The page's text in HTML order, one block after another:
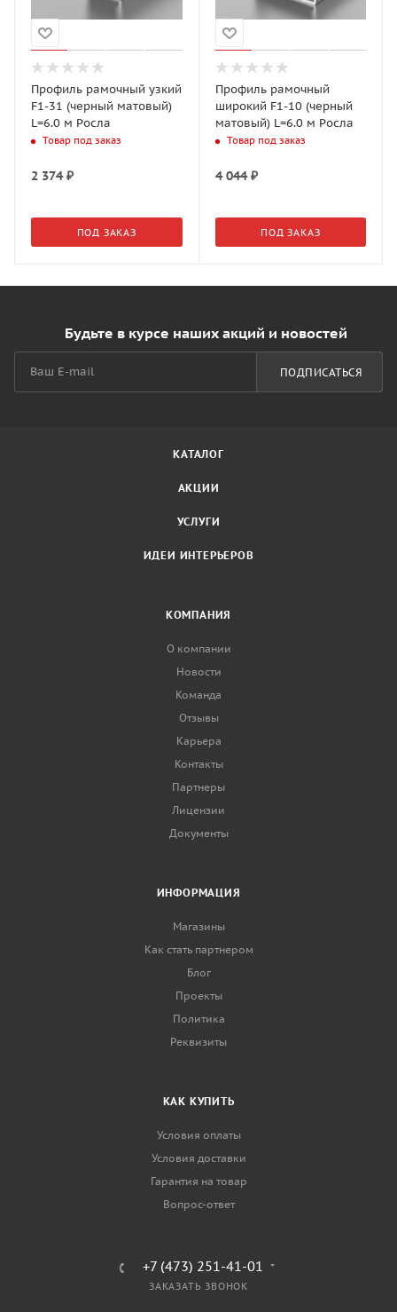
Профиль рамочный узкий
F1-31 (черный матовый)
L=6.0 м Росла
Товар под заказ
2 374₽
ПОД ЗАКАЗ
Профиль рамочный
широкий F1-10 (черный
матовый) L=6.0 м Росла
Товар под заказ
4 044₽
ПОД ЗАКАЗ
Будьте в курсе наших акций и новостей
ПОДПИСАТЬСЯ
КАТАЛОГ
АКЦИИ
УСЛУГИ
ИДЕИ ИНТЕРЬЕРОВ
КОМПАНИЯ
О компании
Новости
Команда
Отзывы
Карьера
Контакты
Партнеры
Лицензии
Документы
ИНФОРМАЦИЯ
Магазины
Как стать партнером
Блог
Проекты
Политика
Реквизиты
КАК КУПИТЬ
Условия оплаты
Условия доставки
Гарантия на товар
Вопрос-ответ
+7 (473) 251-41-01
ЗАКАЗАТЬ ЗВОНОК